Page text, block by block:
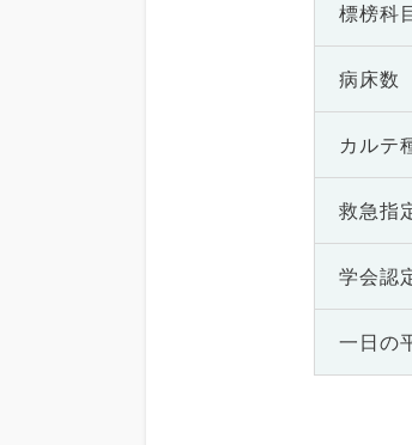
標榜科
病床数
カルテ
救急指
学会認
一日の